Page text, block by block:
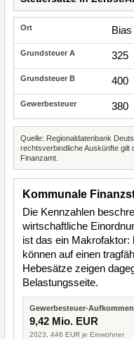
Bias
325
400
380
Quelle: Regionaldatenbank
rechtsverbindliche Auskünfte gilt
Finanzamt.
Kommunale
Die Kennzahlen
wirtschaftliche
ist das ein Makrofaktor:
können auf einen
Hebesätze zeigen
Belastungsseite.
Gewerbesteuer-Aufkommen
9,42 Mio. EUR
2023, 446 EUR je Einwohner